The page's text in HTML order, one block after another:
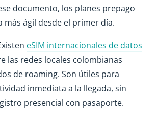
documento, los planes prepago
más ágil desde el primer día.
eSIM internacionales de datos
las redes locales colombianas
de roaming. Son útiles para
inmediata a la llegada, sin
presencial con pasaporte.